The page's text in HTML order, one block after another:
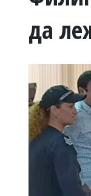
УКРАЙНА
РАЗСЛЕДВАНЕ
БИЗНЕС
Управители:
Веселин
Василев,
v.vasilev@flagman.bg
да